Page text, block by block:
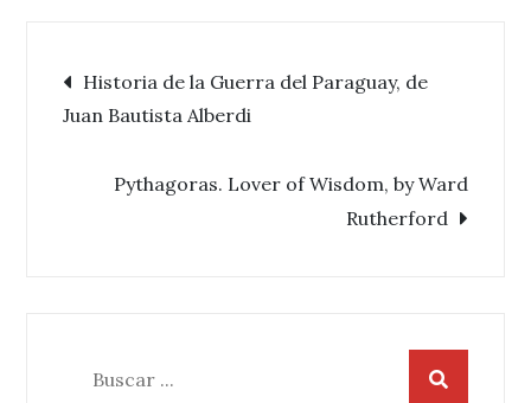
Navegación
de
Historia de la Guerra del Paraguay, de
Juan Bautista Alberdi
Pythagoras. Lover of Wisdom, by Ward
Rutherford